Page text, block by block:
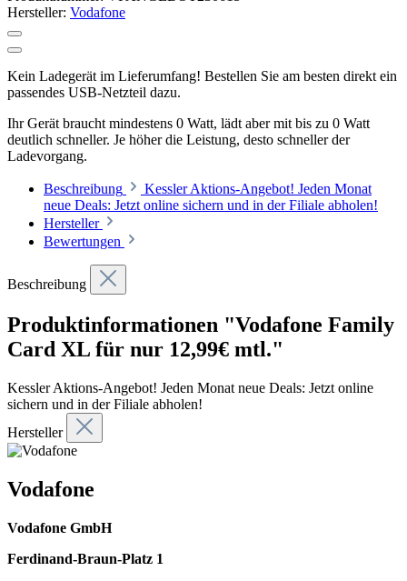
Hersteller: Vodafone
Kein Ladegerät im Lieferumfang! Bestellen Sie am besten direkt ein
passendes USB-Netzteil dazu.
Ihr Gerät braucht mindestens 0 Watt, lädt aber mit bis zu 0 Watt
deutlich schneller. Je höher die Leistung, desto schneller der
Ladevorgang.
Beschreibung
Kessler Aktions-Angebot! Jeden Monat
neue Deals: Jetzt online sichern und in der Filiale abholen!
Hersteller
Bewertungen
Beschreibung
Produktinformationen "Vodafone Family
Card XL für nur 12,99€ mtl."
Kessler Aktions-Angebot! Jeden Monat neue Deals: Jetzt online
sichern und in der Filiale abholen!
Hersteller
Vodafone
Vodafone GmbH
Ferdinand-Braun-Platz 1